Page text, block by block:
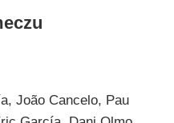
João Cancelo, Pau